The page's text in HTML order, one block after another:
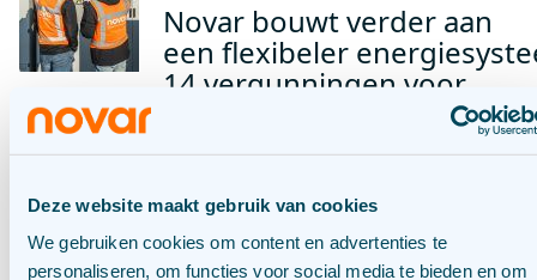
Deze website maakt gebruik van cookies
We gebruiken cookies om content en advertenties te
personaliseren, om functies voor social media te bieden en om
Novar bouwt verder aan
een flexibeler
14 vergunningen voor
batterijopslag met een
capaciteit van 1.122MWh in
BLOG 16/07/2026